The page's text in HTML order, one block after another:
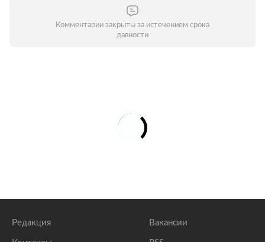
Комментарии закрыты за истечением срока
давности
Редакция Вакансии